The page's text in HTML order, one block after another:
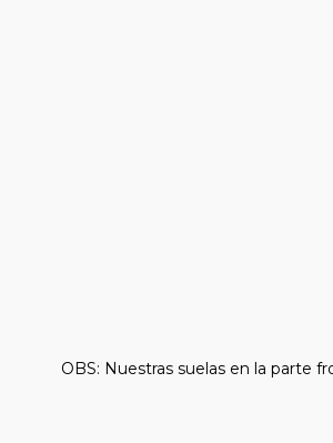
OBS: Nuestras suelas en la parte